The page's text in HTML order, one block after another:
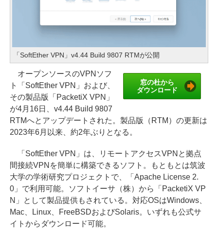
「SoftEther VPN」v4.44 Build 9807 RTMが公開
窓の杜から
ダウンロード
オープンソースのVPNソフ
ト「SoftEther VPN」および、
その製品版「PacketiX VPN」
が4月16日、v4.44 Build 9807
RTMへとアップデートされた。製品版（RTM）の更新は
2023年6月以来、約2年ぶりとなる。
「SoftEther VPN」は、リモートアクセスVPNと拠点
間接続VPNを簡単に構築できるソフト。もともとは筑波
大学の学術研究プロジェクトで、「Apache License 2.
0」で利用可能。ソフトイーサ（株）から「PacketiX VP
N」として製品提供もされている。対応OSはWindows、
Mac、Linux、FreeBSDおよびSolaris。いずれも公式サ
イトからダウンロード可能。